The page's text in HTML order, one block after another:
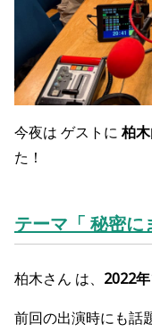
今夜は ゲストに柏
た！
テーマ「 秘密に
柏木さん は、 2022
前回の出演時にも話